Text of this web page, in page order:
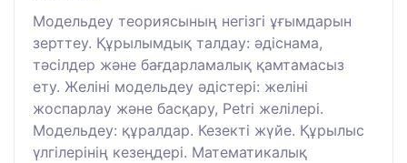
Модельдеу теориясының негізгі ұғымдарын
зерттеу. Құрылымдық талдау: әдіснама,
тәсілдер және бағдарламалық қамтамасыз
ету. Желіні модельдеу әдістері: желіні
жоспарлау және басқару, Petri желілері.
Модельдеу: құралдар. Кезекті жүйе. Құрылыс
үлгілерінің кезеңдері. Математикалық